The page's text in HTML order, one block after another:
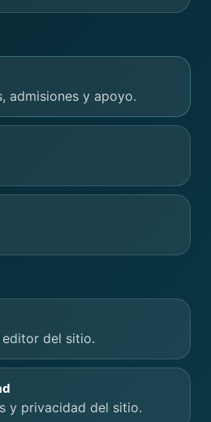
admisiones y apoyo.
del sitio.
y privacidad del sitio.